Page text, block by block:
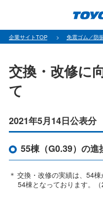
企業サイトTOP 免震ゴム／防
交換・改修に
て
2021年5月14日公表分
55棟（G0.39）の進
交換・改修の実績は、54
54棟となっております。（